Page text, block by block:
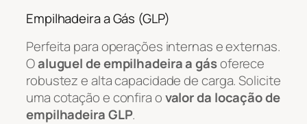
Empilhadeira a Gás (GLP)
Perfeita para operações internas e externas.
Oaluguel de empilhadeira a gásoferece
robustez e alta capacidade de carga. Solicite
uma cotação e confira ovalor da locação de
empilhadeira GLP.